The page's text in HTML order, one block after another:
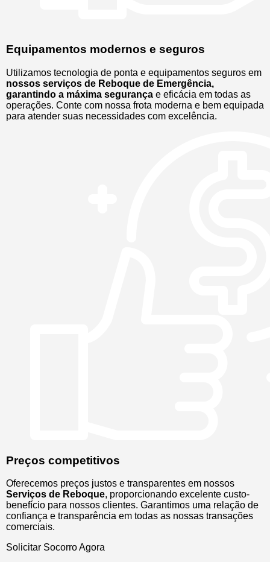
Equipamentos modernos e seguros
Utilizamos tecnologia de ponta e equipamentos seguros em
nossos serviços de Reboque de Emergência,
garantindo a máxima segurança e eficácia em todas as
operações. Conte com nossa frota moderna e bem equipada
para atender suas necessidades com excelência.
Preços competitivos
Oferecemos preços justos e transparentes em nossos
Serviços de Reboque, proporcionando excelente custo-
benefício para nossos clientes. Garantimos uma relação de
confiança e transparência em todas as nossas transações
comerciais.
Solicitar Socorro Agora